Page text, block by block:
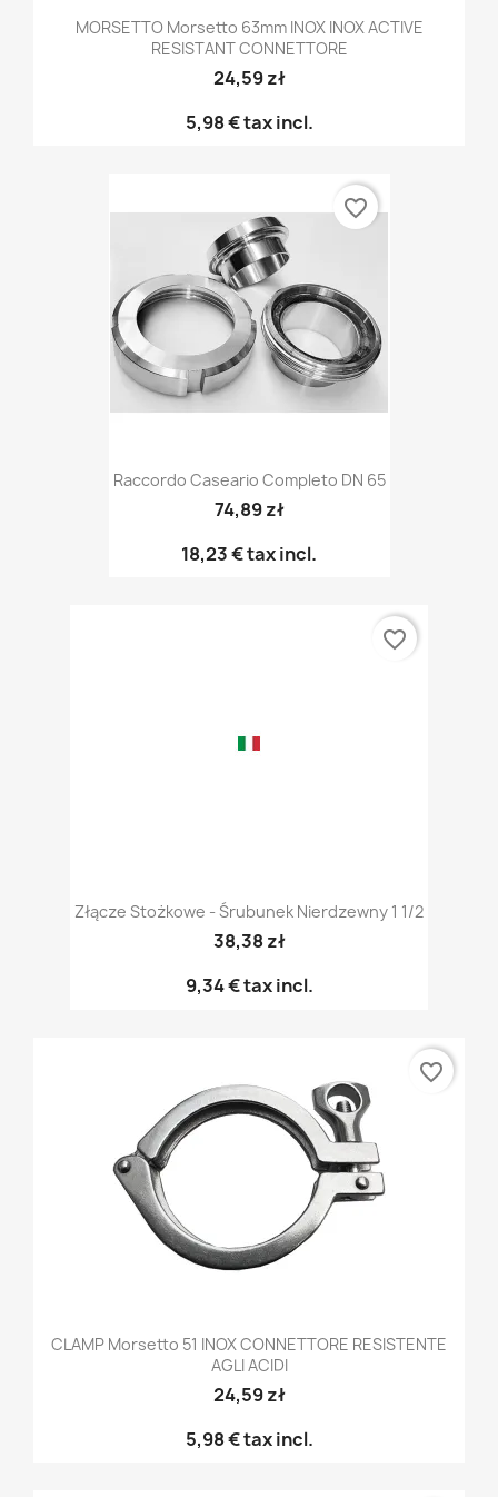
MORSETTO Morsetto 63mm INOX INOX ACTIVE
RESISTANT CONNETTORE
24,59 zł
5,98 €tax incl.
Raccordo Caseario Completo DN 65
74,89 zł
18,23 €tax incl.
favorite_border
Złącze Stożkowe - Śrubunek Nierdzewny 1 1/2
38,38 zł
9,34 €tax incl.
favorite_border
CLAMP Morsetto 51 INOX CONNETTORE RESISTENTE
AGLI ACIDI
24,59 zł
5,98 €tax incl.
favorite_border